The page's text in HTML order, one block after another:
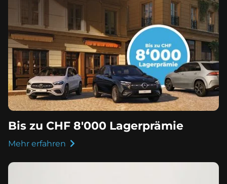
Bis zu CHF 8'000 Lagerprämie
Mehr erfahren